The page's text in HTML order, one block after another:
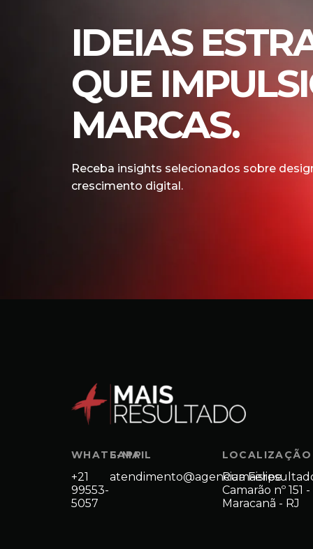
IDEIAS
QUE
MARCAS.
Receba insights selecionados sobre
crescimento digital.
WHATSAPP
+21
99553-
5057
E-MAIL LOCALIZAÇÃO
Rua Felipe
Camarão nº 151 -
Maracanã - RJ